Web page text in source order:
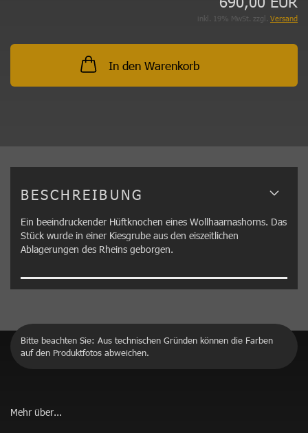
inkl. 19% MwSt. zzgl. Versand
In den Warenkorb
BESCHREIBUNG
Ein beeindruckender Hüftknochen eines Wollhaarnashorns. Das
Stück wurde in einer Kiesgrube aus den eiszeitlichen
Ablagerungen des Rheins geborgen.
Bitte beachten Sie: Aus technischen Gründen können die Farben
auf den Produktfotos abweichen.
Mehr über...